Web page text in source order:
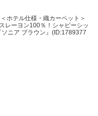
ホテル仕様・織カーペット＞
ーヨン100％！シャビーシッ
ニア ブラウン』(ID:1789377